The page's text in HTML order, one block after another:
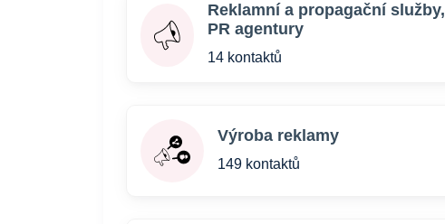
Reklamní a propagační služby,
PR agentury
14 kontaktů
Výroba reklamy
149 kontaktů